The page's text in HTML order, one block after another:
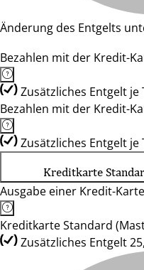
Änderung des Entgelts
Bezahlen mit der Kredit-
Zusätzliches Entgelt je
Bezahlen mit der Kredit-
Zusätzliches Entgelt je
Kreditkarte
Ausgabe einer Kredit-Karte
Kreditkarte Standard
Zusätzliches Entgelt